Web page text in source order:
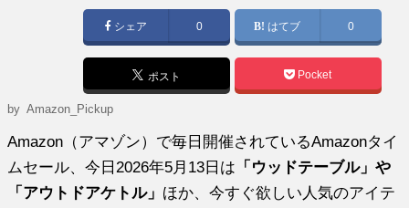
シェア 0 はてブ 0
ポスト Pocket
byAmazon_Pickup
Amazon（アマゾン）で毎日開催されているAmazonタイ
ムセール、今日2026年5月13日は 「ウッドテーブル」や
「アウトドアケトル」 ほか、今すぐ欲しい人気のアイテ